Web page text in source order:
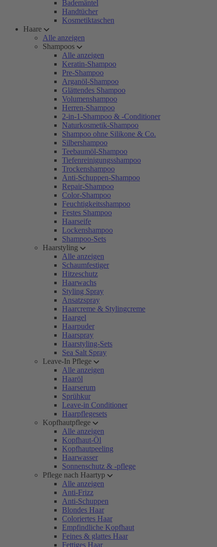
Bademäntel
Handtücher
Kosmetiktaschen
Haare
Alle anzeigen
Shampoos
Alle anzeigen
Keratin-Shampoo
Pre-Shampoo
Arganöl-Shampoo
Glättendes Shampoo
Volumenshampoo
Herren-Shampoo
2-in-1-Shampoo & -Conditioner
Naturkosmetik-Shampoo
Shampoo ohne Silikone & Co.
Silbershampoo
Teebaumöl-Shampoo
Tiefenreinigungsshampoo
Trockenshampoo
Anti-Schuppen-Shampoo
Repair-Shampoo
Color-Shampoo
Feuchtigkeitsshampoo
Festes Shampoo
Haarseife
Lockenshampoo
Shampoo-Sets
Haarstyling
Alle anzeigen
Schaumfestiger
Hitzeschutz
Haarwachs
Styling Spray
Ansatzspray
Haarcreme & Stylingcreme
Haargel
Haarpuder
Haarspray
Haarstyling-Sets
Sea Salt Spray
Leave-In Pflege
Alle anzeigen
Haaröl
Haarserum
Sprühkur
Leave-in Conditioner
Haarpflegesets
Kopfhautpflege
Alle anzeigen
Kopfhaut-Öl
Kopfhautpeeling
Haarwasser
Sonnenschutz & -pflege
Pflege nach Haartyp
Alle anzeigen
Anti-Frizz
Anti-Schuppen
Blondes Haar
Coloriertes Haar
Empfindliche Kopfhaut
Feines & glattes Haar
Fettiges Haar